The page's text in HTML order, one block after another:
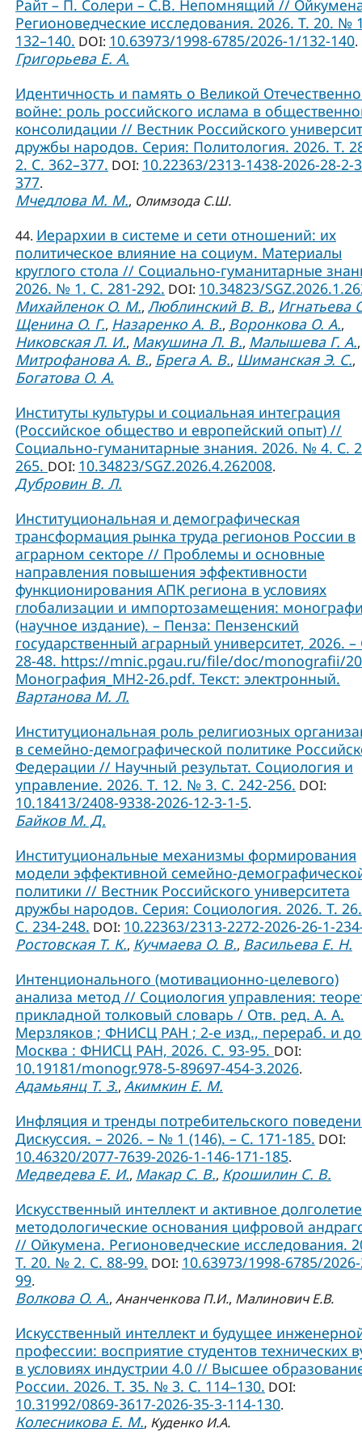
Райт – П. Солери – С.В. Непомнящий //
Регионоведческие исследования. 2026. Т. 20. №
132–140. DOI: 10.63973/1998-6785/2026-1/132-140.
Григорьева Е. А.
Идентичность и память о Великой
войне: роль российского ислама в
консолидации // Вестник Российского
дружбы народов. Серия: Политология. 2026. Т.
2. С. 362–377. DOI: 10.22363/2313-1438-2026-28-2-
377.
Мчедлова М. М., Олимзода С.Ш.
44. Иерархии в системе и сети отношений: их
политическое влияние на социум. Материалы
круглого стола // Социально-гуманитарные
2026. № 1. С. 281-292. DOI: 10.34823/
Михайленок О. М., Люблинский В. В., Игнатьева
Щенина О. Г., Назаренко А. В., Воронкова О. А.,
Никовская Л. И., Макушина Л. В., Малышева Г. А.,
Митрофанова А. В., Брега А. В., Шиманская Э. С.,
Богатова О. А.
Институты культуры и социальная интеграция
(Российское общество и европейский опыт) //
Социально-гуманитарные знания. 2026. № 4. С.
265. DOI: 10.34823/SGZ.2026.4.262008.
Дубровин В. Л.
Институциональная и демографическая
трансформация рынка труда регионов России в
аграрном секторе // Проблемы и основные
направления повышения эффективности
функционирования АПК региона в условиях
глобализации и импортозамещения:
(научное издание). – Пенза: Пензенский
государственный аграрный университет, 2026. –
28-48. https://mnic.pgau.ru/file/doc/monografii/
Монография_МН2-26.pdf. Текст: электронный.
Вартанова М. Л.
Институциональная роль религиозных
в семейно-демографической политике
Федерации // Научный результат. Социология и
управление. 2026. Т. 12. № 3. С. 242-256. DOI:
10.18413/2408-9338-2026-12-3-1-5.
Байков М. Д.
Институциональные механизмы формирования
модели эффективной семейно-
политики // Вестник Российского университета
дружбы народов. Серия: Социология. 2026. Т.
C. 234-248. DOI: 10.22363/2313-2272-2026-26-1-
Ростовская Т. К., Кучмаева О. В., Васильева Е. Н.
Интенционального (мотивационно-целевого)
анализа метод // Социология управления:
прикладной толковый словарь / Отв. ред. А. А.
Мерзляков ; ФНИСЦ РАН ; 2-е изд., перераб. и
Москва : ФНИСЦ РАН, 2026. С. 93-95. DOI:
10.19181/monogr.978-5-89697-454-3.2026.
Адамьянц Т. З., Акимкин Е. М.
Инфляция и тренды потребительского
Дискуссия. – 2026. – № 1 (146). – С. 171-185. DOI:
10.46320/2077-7639-2026-1-146-171-185.
Медведева Е. И., Макар С. В., Крошилин С. В.
Искусственный интеллект и активное
методологические основания цифровой
// Ойкумена. Регионоведческие исследования.
Т. 20. № 2. С. 88-99. DOI: 10.63973/1998-6785/
99.
Волкова О. А., Ананченкова П.И., Малинович Е.В.
Искусственный интеллект и будущее
профессии: восприятие студентов технических
в условиях индустрии 4.0 // Высшее
России. 2026. Т. 35. № 3. С. 114–130. DOI:
10.31992/0869-3617-2026-35-3-114-130.
Колесникова Е. М., Куденко И.А.